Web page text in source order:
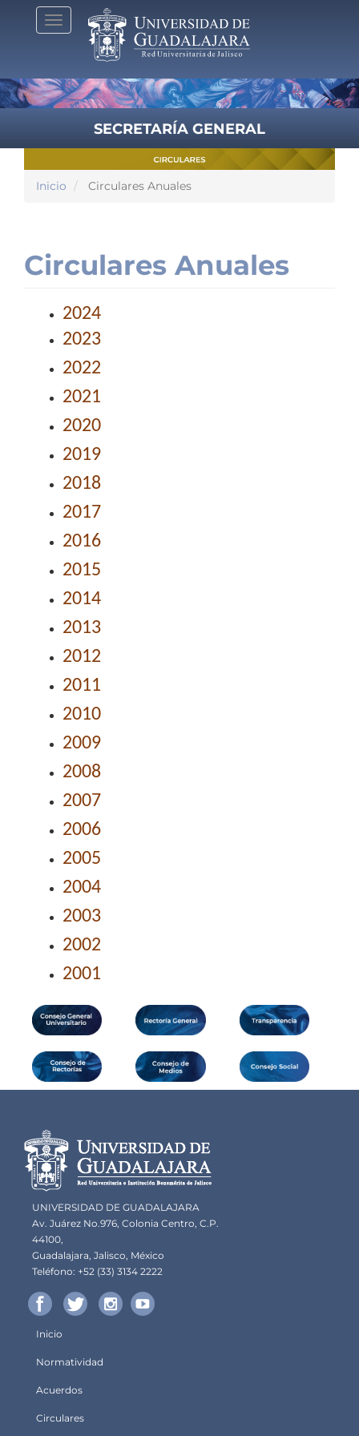
Toggle
navigation
SECRETARÍA GENERAL
Inicio Circulares Anuales
Circulares Anuales
2024
2023
2022
2021
2020
2019
2018
2017
2016
2015
2014
2013
2012
2011
2010
2009
2008
2007
2006
2005
2004
2003
2002
2001
Información del
portal
UNIVERSIDAD DE GUADALAJARA
Av. Juárez No.976, Colonia Centro, C.P.
44100,
Guadalajara, Jalisco, México
Teléfono: +52 (33) 3134 2222
principal
Inicio
Normatividad
Acuerdos
Circulares